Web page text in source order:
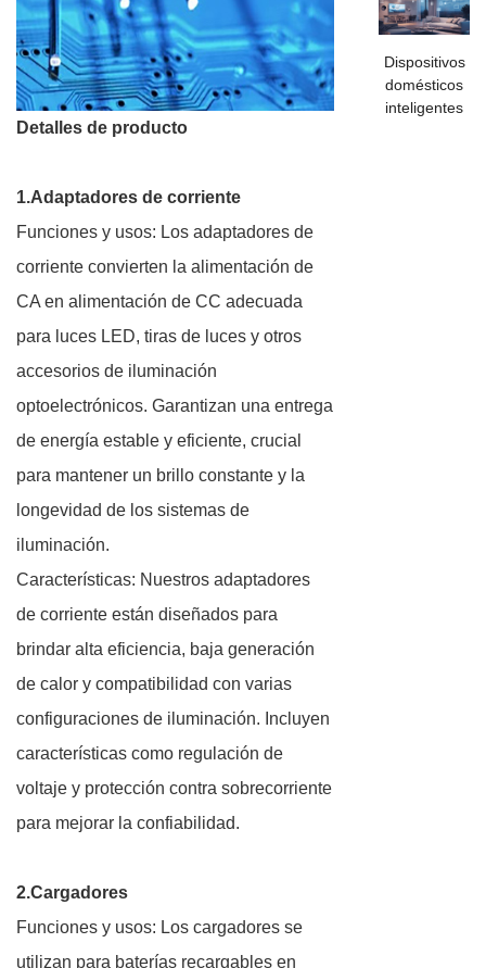
Detalles de producto
1.Adaptadores de corriente
Funciones y usos: Los adaptadores de
corriente convierten la alimentación de
CA en alimentación de CC adecuada
para luces LED, tiras de luces y otros
accesorios de iluminación
optoelectrónicos. Garantizan una entrega
de energía estable y eficiente, crucial
para mantener un brillo constante y la
longevidad de los sistemas de
iluminación.
Características: Nuestros adaptadores
de corriente están diseñados para
brindar alta eficiencia, baja generación
de calor y compatibilidad con varias
configuraciones de iluminación. Incluyen
características como regulación de
voltaje y protección contra sobrecorriente
para mejorar la confiabilidad.
2.Cargadores
Funciones y usos: Los cargadores se
utilizan para baterías recargables en
Dispositivos
domésticos
inteligentes